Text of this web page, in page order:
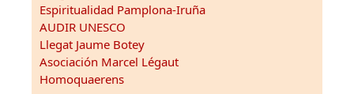
Espiritualidad Pamplona-Iruña
AUDIR UNESCO
Llegat Jaume Botey
Asociación Marcel Légaut
Homoquaerens